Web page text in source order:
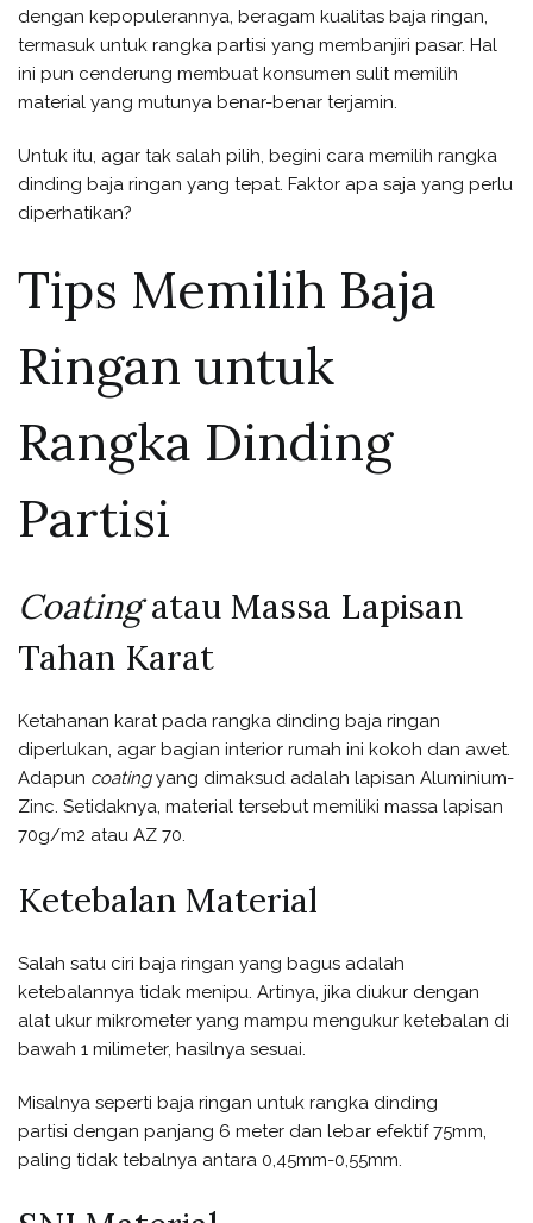
dengan kepopulerannya, beragam kualitas baja ringan,
termasuk untuk rangka partisi yang membanjiri pasar. Hal
ini pun cenderung membuat konsumen sulit memilih
material yang mutunya benar-benar terjamin.
Untuk itu, agar tak salah pilih, begini cara memilih rangka
dinding baja ringan yang tepat. Faktor apa saja yang perlu
diperhatikan?
Tips Memilih Baja
Ringan untuk
Rangka Dinding
Partisi
Coatingatau Massa Lapisan
Tahan Karat
Ketahanan karat pada rangka dinding baja ringan
diperlukan, agar bagian interior rumah ini kokoh dan awet.
Adapun coatingyang dimaksud adalah lapisan Aluminium-
Zinc. Setidaknya, material tersebut memiliki massa lapisan
70g/m2 atau AZ 70.
Ketebalan Material
Salah satu ciri baja ringan yang bagus adalah
ketebalannya tidak menipu. Artinya, jika diukur dengan
alat ukur mikrometer yang mampu mengukur ketebalan di
bawah 1 milimeter, hasilnya sesuai.
Misalnya seperti baja ringan untuk rangka dinding
partisi dengan panjang 6 meter dan lebar efektif 75mm,
paling tidak tebalnya antara 0,45mm-0,55mm.